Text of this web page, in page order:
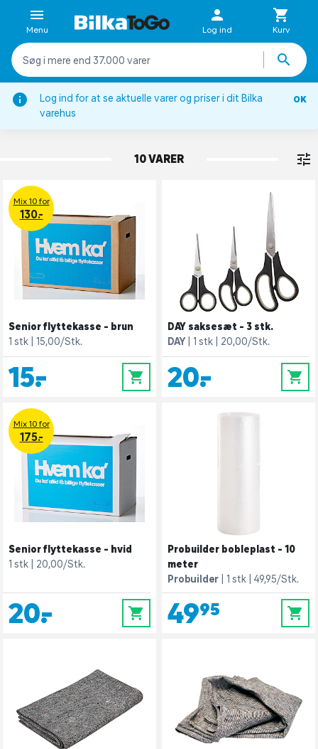
Log ind for at se aktuelle varer og priser i dit Bilka
varehus
OK
Menu Log ind Kurv
Værkstedsinventar
KASSER
10 VARER
Mix 10 for
130.-
Senior flyttekasse - brun
1 stk
15,00/Stk.
15,- 0
DAY saksesæt - 3 stk.
DAY
1 stk 20,00/Stk.
20,- 0
Mix 10 for
175.-
Senior flyttekasse - hvid
1 stk
20,00/Stk.
20,- 0
Probuilder bobleplast - 10
meter
Probuilder
1 stk 49,95/Stk.
49,95 0